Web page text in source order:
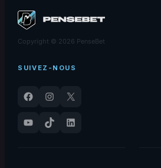
Copyright © 2026 PenseBet
SUIVEZ-NOUS
Facebook Instagram
X
YouTube
TikTok LinkedIn